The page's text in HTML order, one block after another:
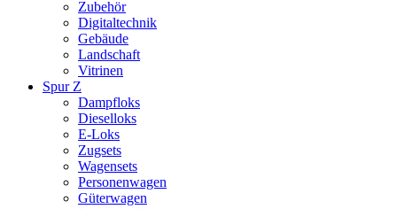
Zubehör
Digitaltechnik
Gebäude
Landschaft
Vitrinen
Spur Z
Dampfloks
Dieselloks
E-Loks
Zugsets
Wagensets
Personenwagen
Güterwagen